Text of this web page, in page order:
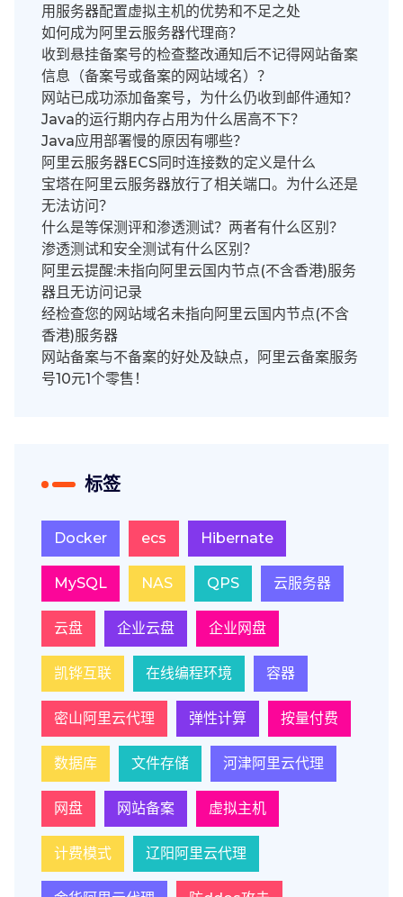
用服务器配置虚拟主机的优势和不足之处
如何成为阿里云服务器代理商？
收到悬挂备案号的检查整改通知后不记得网站备案
信息（备案号或备案的网站域名）？
网站已成功添加备案号，为什么仍收到邮件通知？
Java的运行期内存占用为什么居高不下？
Java应用部署慢的原因有哪些？
阿里云服务器ECS同时连接数的定义是什么
宝塔在阿里云服务器放行了相关端口。为什么还是
无法访问？
什么是等保测评和渗透测试？两者有什么区别？
渗透测试和安全测试有什么区别？
阿里云提醒:未指向阿里云国内节点(不含香港)服务
器且无访问记录
经检查您的网站域名未指向阿里云国内节点(不含
香港)服务器
网站备案与不备案的好处及缺点，阿里云备案服务
号10元1个零售！
标签
Docker ecs Hibernate
MySQL NAS QPS 云服务器
云盘 企业云盘 企业网盘
凯铧互联 在线编程环境 容器
密山阿里云代理 弹性计算 按量付费
数据库 文件存储 河津阿里云代理
网盘 网站备案 虚拟主机
计费模式 辽阳阿里云代理